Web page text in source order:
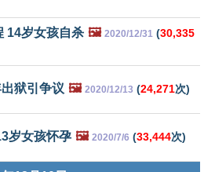
14岁女孩自杀 🖼️ 2020/12/31 (30,335
狱引争议 🖼️ 2020/12/13 (24,271次)
岁女孩怀孕 🖼️ 2020/7/6 (33,444次)